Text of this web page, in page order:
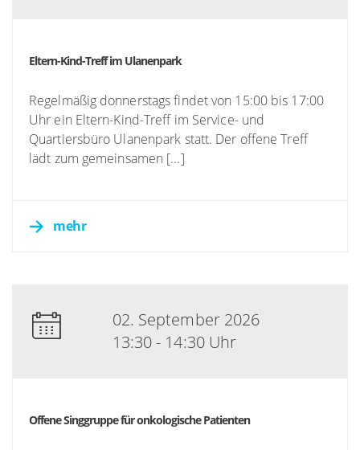
Eltern-Kind-Treff im Ulanenpark
Regelmäßig donnerstags findet von 15:00 bis 17:00
Uhr ein Eltern-Kind-Treff im Service- und
Quartiersbüro Ulanenpark statt. Der offene Treff
lädt zum gemeinsamen [...]
mehr
02. September 2026
13:30 - 14:30 Uhr
Offene Singgruppe für onkologische Patienten